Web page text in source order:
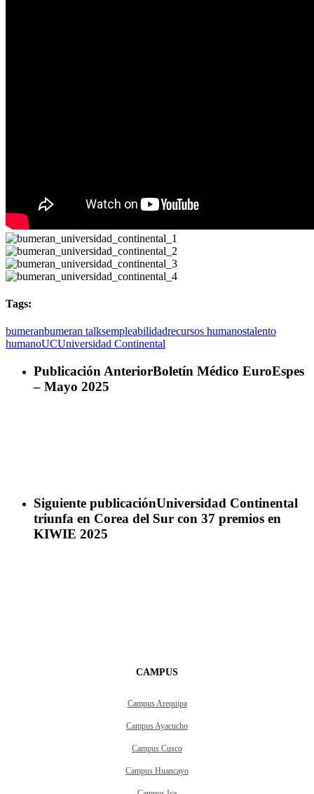
Tags:
bumeranbumeran talksempleabilidadrecursos humanostalento
humanoUCUniversidad Continental
Publicación AnteriorBoletín Médico EuroEspes
– Mayo 2025
Siguiente publicaciónUniversidad Continental
triunfa en Corea del Sur con 37 premios en
KIWIE 2025
CAMPUS
Campus Arequipa
Campus Ayacucho
Campus Cusco
Campus Huancayo